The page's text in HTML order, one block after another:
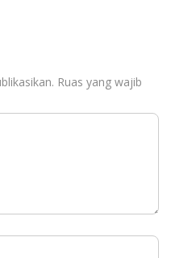
Ruas yang wajib